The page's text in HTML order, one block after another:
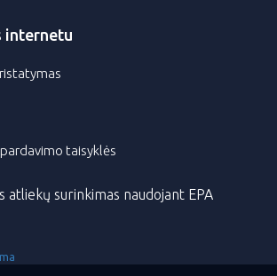
internetu
taisyklės
atliekų surinkimas naudojant EPA